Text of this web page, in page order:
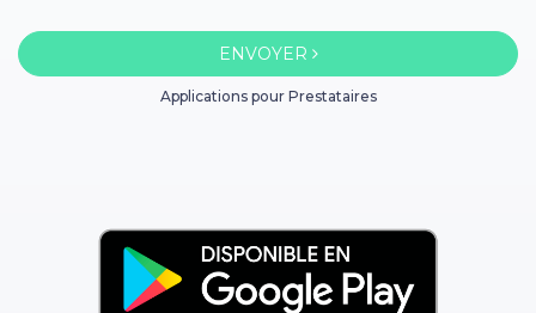
ENVOYER
Applications pour Prestataires